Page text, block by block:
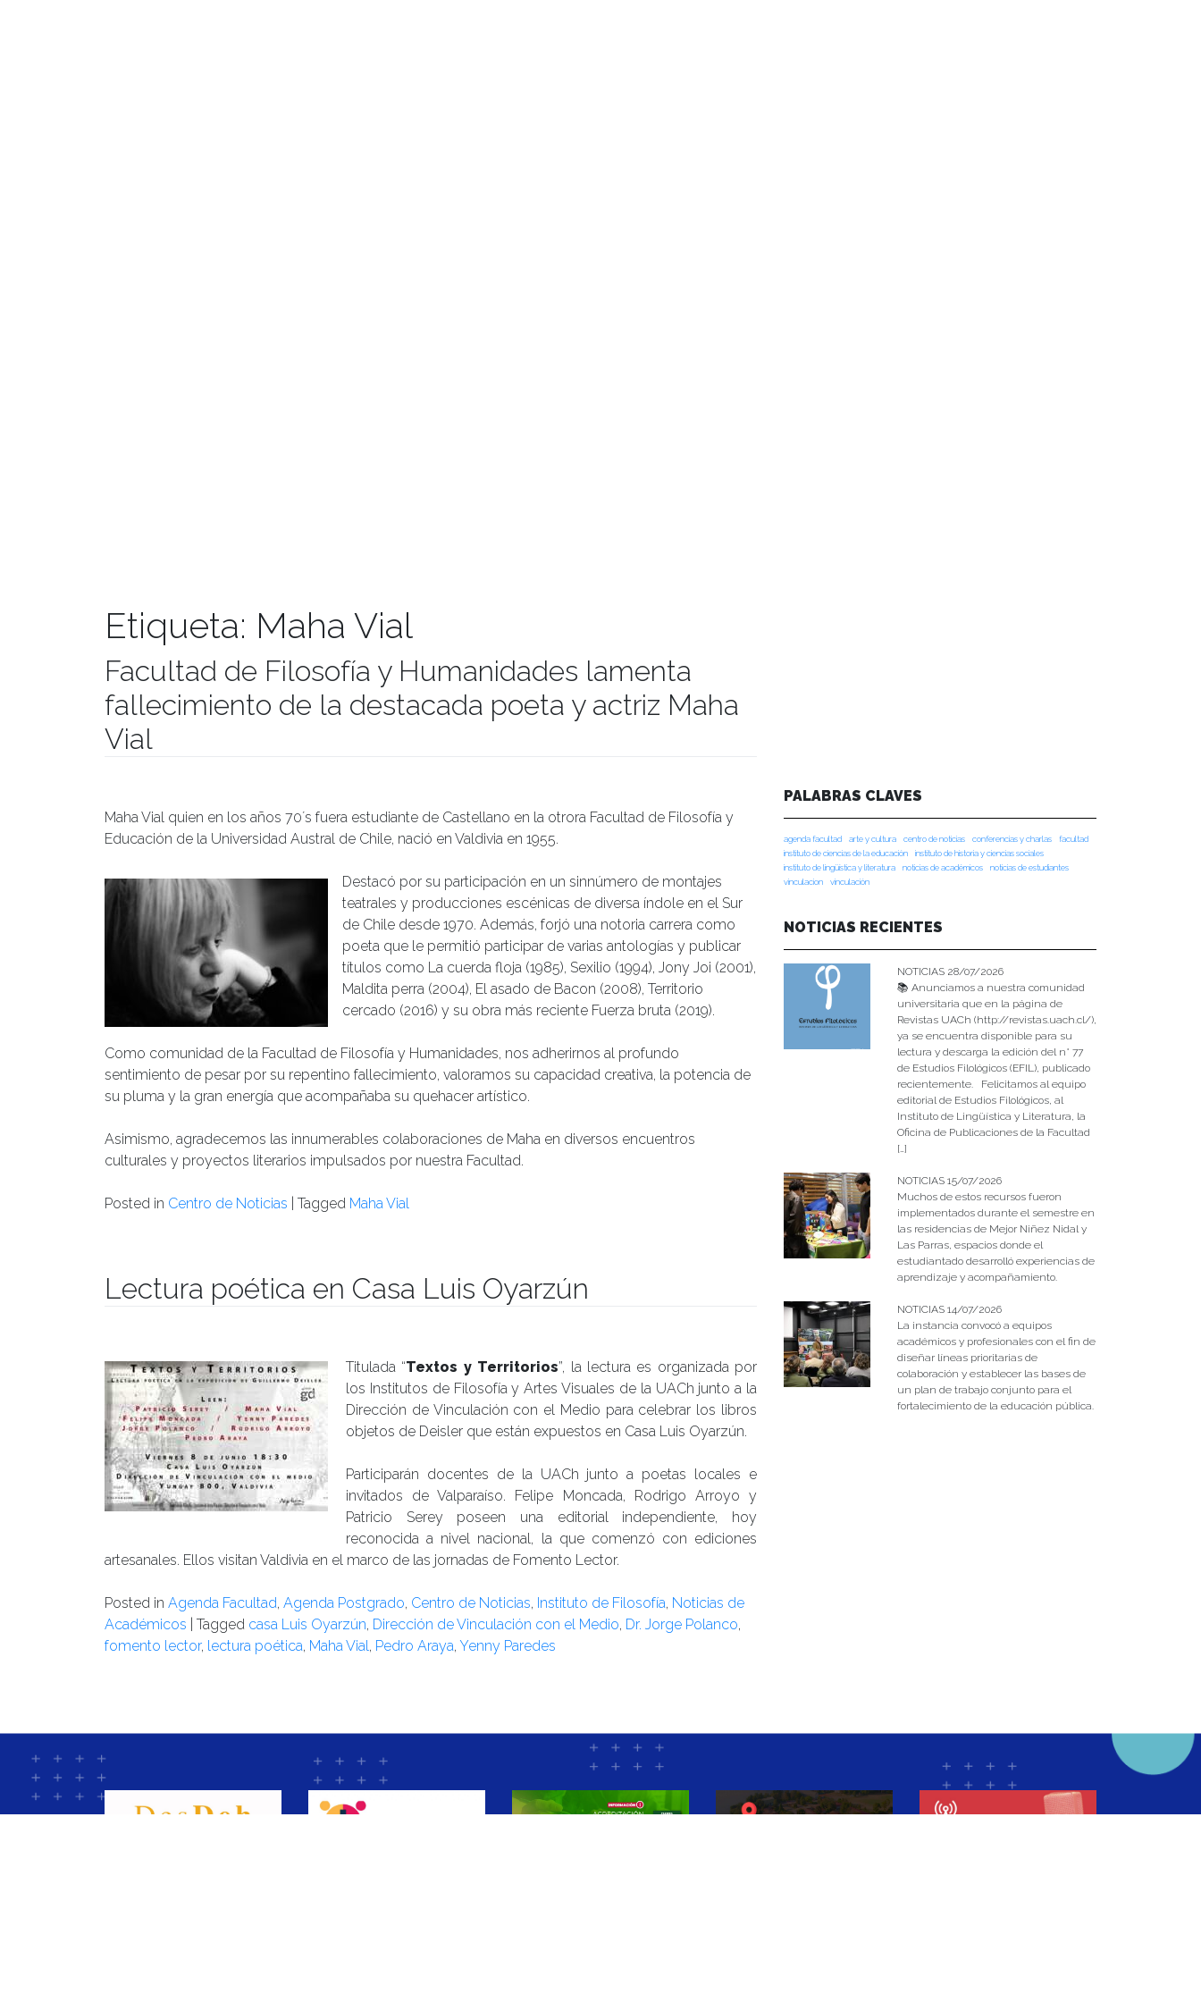
Etiqueta: Maha Vial
Facultad de Filosofía y Humanidades lamenta
fallecimiento de la destacada poeta y actriz Maha
Vial
Maha Vial quien en los años 70´s fuera estudiante de Castellano en la otrora Facultad de Filosofía y
Educación de la Universidad Austral de Chile, nació en Valdivia en 1955.
Destacó por su participación en un sinnúmero de montajes
teatrales y producciones escénicas de diversa índole en el Sur
de Chile desde 1970. Además, forjó una notoria carrera como
poeta que le permitió participar de varias antologías y publicar
títulos como La cuerda floja (1985), Sexilio (1994), Jony Joi (2001),
Maldita perra (2004), El asado de Bacon (2008), Territorio
cercado (2016) y su obra más reciente Fuerza bruta (2019).
Como comunidad de la Facultad de Filosofía y Humanidades, nos adherirnos al profundo
sentimiento de pesar por su repentino fallecimiento, valoramos su capacidad creativa, la potencia de
su pluma y la gran energía que acompañaba su quehacer artístico.
Asimismo, agradecemos las innumerables colaboraciones de Maha en diversos encuentros
culturales y proyectos literarios impulsados por nuestra Facultad.
Posted in Centro de Noticias Tagged Maha Vial
Lectura poética en Casa Luis Oyarzún
Titulada “Textos y Territorios”, la lectura es organizada por
los Institutos de Filosofía y Artes Visuales de la UACh junto a la
Dirección de Vinculación con el Medio para celebrar los libros
objetos de Deisler que están expuestos en Casa Luis Oyarzún.
Participarán docentes de la UACh junto a poetas locales e
invitados de Valparaíso. Felipe Moncada, Rodrigo Arroyo y
Patricio Serey poseen una editorial independiente, hoy
reconocida a nivel nacional, la que comenzó con ediciones
artesanales. Ellos visitan Valdivia en el marco de las jornadas de Fomento Lector.
Posted in Agenda Facultad, Agenda Postgrado, Centro de Noticias, Instituto de Filosofía, Noticias de
Académicos
Tagged casa Luis Oyarzún, Dirección de Vinculación con el Medio, Dr. Jorge Polanco,
fomento lector, lectura poética, Maha Vial, Pedro Araya, Yenny Paredes
PALABRAS CLAVES
agenda facultad arte y cultura centro de noticias conferencias y charlas
facultad
instituto de ciencias de la educación
instituto de historia y ciencias sociales
instituto de lingüística y literatura
noticias de académicos
noticias de estudiantes
vinculacion
vinculación
NOTICIAS RECIENTES
NOTICIAS 28/07/2026
📚 Anunciamos a nuestra comunidad
universitaria que en la página de
Revistas UACh (http://revistas.uach.cl/),
ya se encuentra disponible para su
lectura y descarga la edición del n° 77
de Estudios Filológicos (EFIL), publicado
recientemente. Felicitamos al equipo
editorial de Estudios Filológicos, al
Instituto de Lingüística y Literatura, la
Oficina de Publicaciones de la Facultad
[…]
NOTICIAS 15/07/2026
Muchos de estos recursos fueron
implementados durante el semestre en
las residencias de Mejor Niñez Nidal y
Las Parras, espacios donde el
estudiantado desarrolló experiencias de
aprendizaje y acompañamiento.
NOTICIAS 14/07/2026
La instancia convocó a equipos
académicos y profesionales con el fin de
diseñar líneas prioritarias de
colaboración y establecer las bases de
un plan de trabajo conjunto para el
fortalecimiento de la educación pública.